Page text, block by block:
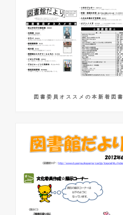
図 書 委 員 オ ス ス メ の 本 新 着 図 書